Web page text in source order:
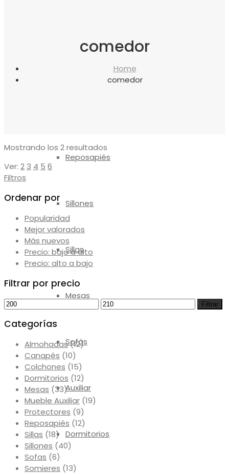
Reposapiés
Sillones
Sillas
Mesas
Sofás
Auxiliar
Dormitorios
comedor
Home
comedor
Mostrando los 2 resultados
por
Ver: 2 3 4 5 6
Filtros
Ordenar por
Popularidad
Mejor valorados
Más nuevos
Precio: bajo a alto
Precio: alto a bajo
Filtrar por precio
Precio
Precio
Filtrar
Categorías
Almohadas(12)
Canapés (10)
Colchones (15)
Dormitorios (12)
Mesas (33)
Mueble Auxiliar (19)
Protectores (9)
Reposapiés (12)
Sillas (18)
Sillones (40)
Sofas (6)
Somieres (13)